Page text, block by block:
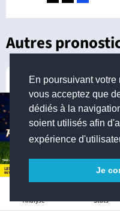
En poursuivant
vous acceptez que
dédiés à la
soient utilisés afin
expérience
Je
Analyse Stats
Autres
07 août 2026 à 20:45
Club Bruges
1.21
08 août 2026 à 18:15
Standard de
Liège